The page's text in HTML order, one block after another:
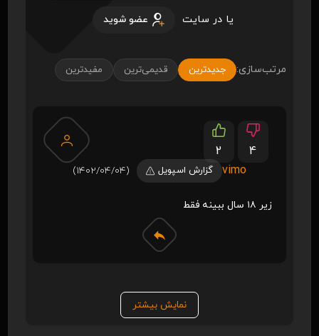
یا در سایت عضو شوید
مرتب‌سازی: جدیدترین قدیمی‌ترین مفیدترین
2
4
vimo
گزارش اسپویل (1402/04/04)
زیر ۱۸ سال ببینه فقط
نمایش بیشتر